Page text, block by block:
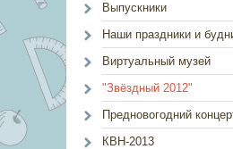
Выпускники
Наши праздники и
Виртуальный музей
"Звёздный 2012"
Предновогодний
КВН-2013